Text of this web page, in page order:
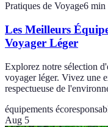
Pratiques de Voyage6 min
Les Meilleurs
Voyager Léger
Explorez notre sélection
voyager léger. Vivez une
respectueuse de
équipements
Aug 5